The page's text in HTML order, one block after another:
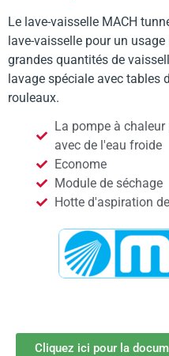
Le lave-vaisselle MACH
lave-vaisselle pour un
grandes quantités de
lavage spéciale avec tables
rouleaux.
La pompe à
avec de l'eau froide
Econome
Module de séchage
Hotte d'aspiration
Cliquez ici pour la